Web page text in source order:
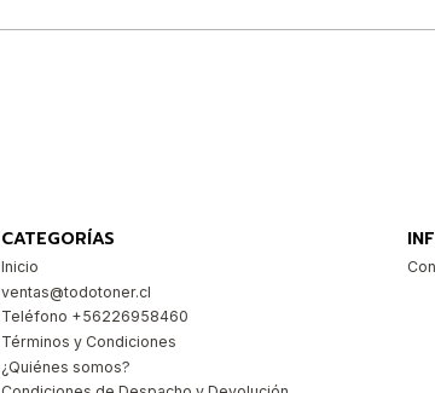
CATEGORÍAS
Inicio
ventas@todotoner.cl
Teléfono +56226958460
Términos y Condiciones
¿Quiénes somos?